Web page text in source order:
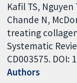
Kafil TS,
Chande N,
treating
Systematic
CD003575. DOI:
Authors